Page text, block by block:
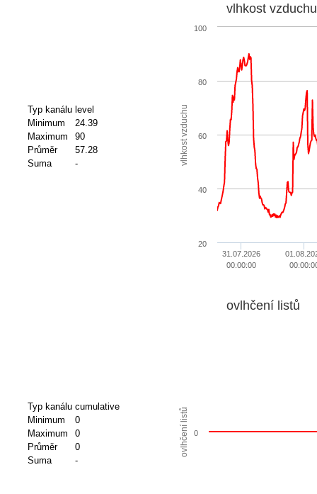
Typ kanálu level
Minimum
24.39
Maximum
90
Průměr
57.28
Suma
- vlhkost vzduchu
vlhkost vzduchu
31.07.2026
00:00:00
20
40
60
80
100
Typ kanálu cumulative
Minimum
0
Maximum
0
Průměr
0
Suma
-
ovlhčení listů
ovlhčení listů
0